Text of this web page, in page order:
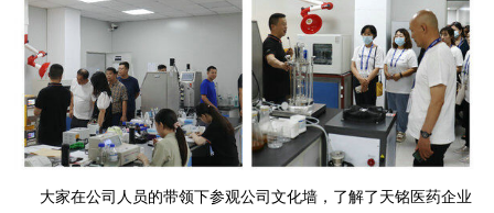
大家在公司人员的带领下参观公司文化墙，了解了天铭医药企业